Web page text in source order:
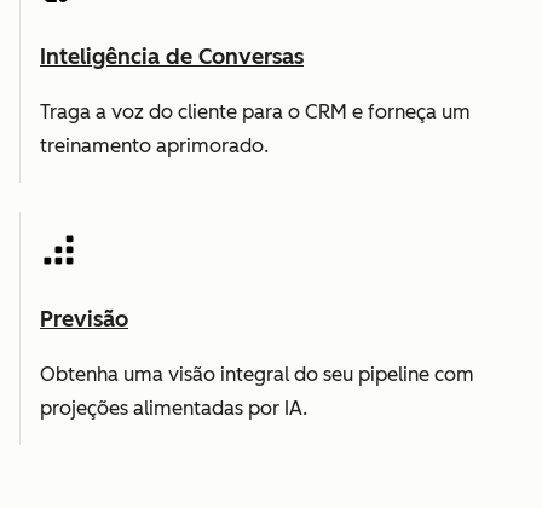
Inteligência de Conversas
Traga a voz do cliente para o CRM e forneça um
treinamento aprimorado.
Previsão
Obtenha uma visão integral do seu pipeline com
projeções alimentadas por IA.